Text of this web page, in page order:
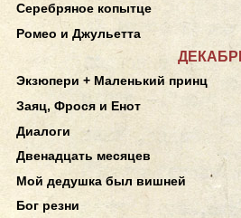
Серебряное копытце
Ромео и Джульетта
Экзюпери + Маленький принц
Заяц, Фрося и Енот
Диалоги
Двенадцать месяцев
Мой дедушка был вишней
Бог резни